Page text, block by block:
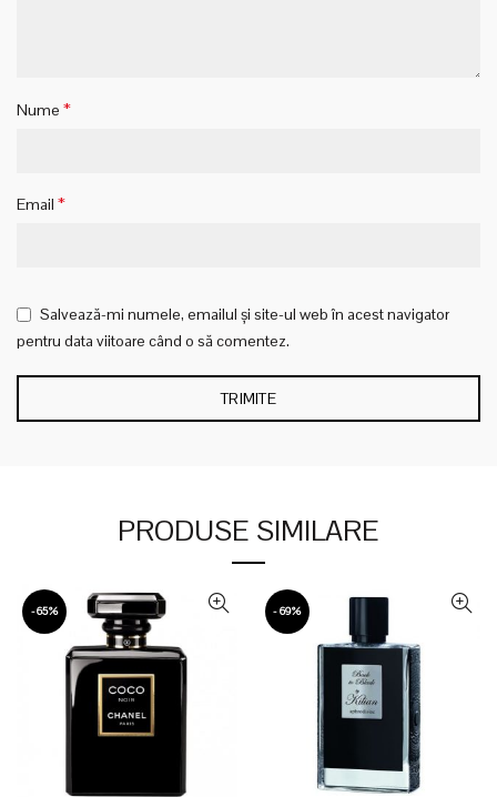
Nume *
Email *
Salvează-mi numele, emailul și site-ul web în acest navigator
pentru data viitoare când o să comentez.
PRODUSE SIMILARE
-65% -69%